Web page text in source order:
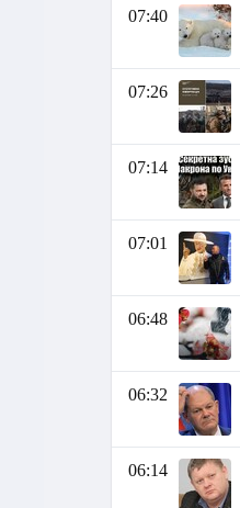
07:40
07:26
07:14
07:01
06:48
06:32
06:14